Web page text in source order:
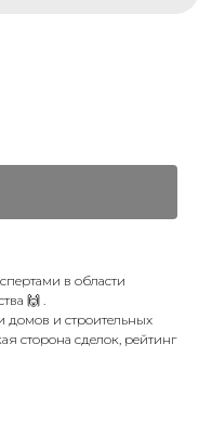
в области
🙌 .
домов и строительных
сторона сделок, рейтинг